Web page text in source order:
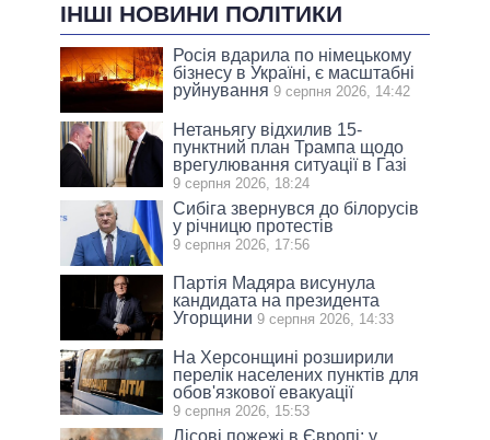
ІНШІ НОВИНИ ПОЛІТИКИ
Росія вдарила по німецькому
бізнесу в Україні, є масштабні
руйнування 9 серпня 2026, 14:42
Нетаньягу відхилив 15-
пунктний план Трампа щодо
врегулювання ситуації в Газі
9 серпня 2026, 18:24
Сибіга звернувся до білорусів
у річницю протестів
9 серпня 2026, 17:56
Партія Мадяра висунула
кандидата на президента
Угорщини 9 серпня 2026, 14:33
На Херсонщині розширили
перелік населених пунктів для
обов'язкової евакуації
9 серпня 2026, 15:53